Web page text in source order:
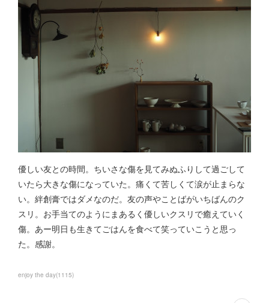
優しい友との時間。ちいさな傷を見てみぬふりして過ごして
いたら大きな傷になっていた。痛くて苦しくて涙が止まらな
い。絆創膏ではダメなのだ。友の声やことばがいちばんのク
スリ。お手当てのようにまあるく優しいクスリで癒えていく
傷。あー明日も生きてごはんを食べて笑っていこうと思っ
た。感謝。
enjoy the day(1115)